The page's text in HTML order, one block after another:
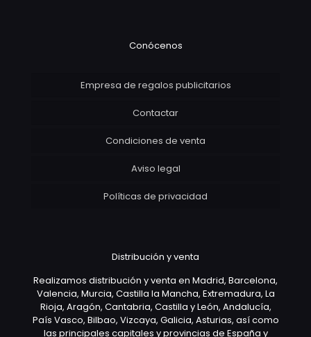
Conócenos
Empresa de regalos publicitarios
Contactar
Condiciones de venta
Aviso legal
Políticas de privacidad
Distribución y venta
Realizamos distribución y venta en Madrid, Barcelona,
Valencia, Murcia, Castilla la Mancha, Extremadura, La
Rioja, Aragón, Cantabria, Castilla y León, Andalucía,
País Vasco, Bilbao, Vizcaya, Galicia, Asturias, así como
las principales capitales y provincias de España y